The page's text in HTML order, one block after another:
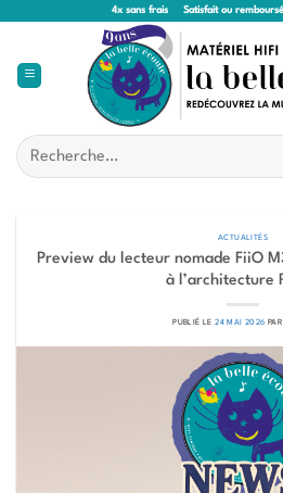
4x sans frais Satisfait ou remboursé
Recherche
pour :
ACTUALITÉS
Preview du lecteur nomade FiiO
à l’architecture
PUBLIÉ LE24 MAI 2026 PAR